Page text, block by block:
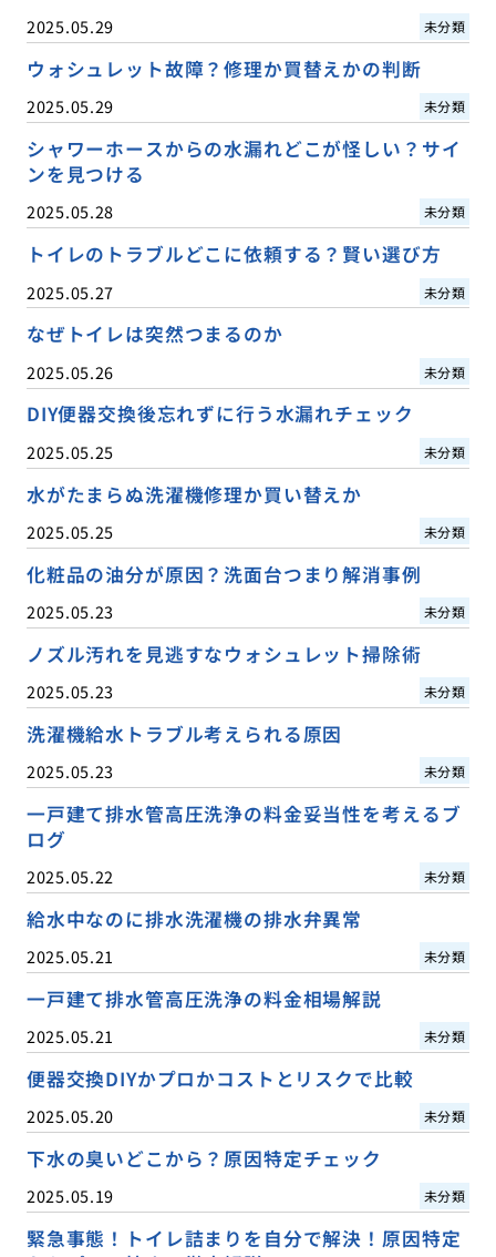
2025.05.29 未分類
ウォシュレット故障？修理か買替えかの判断
2025.05.29 未分類
シャワーホースからの水漏れどこが怪しい？サイ
ンを見つける
2025.05.28 未分類
トイレのトラブルどこに依頼する？賢い選び方
2025.05.27 未分類
なぜトイレは突然つまるのか
2025.05.26 未分類
DIY便器交換後忘れずに行う水漏れチェック
2025.05.25 未分類
水がたまらぬ洗濯機修理か買い替えか
2025.05.25 未分類
化粧品の油分が原因？洗面台つまり解消事例
2025.05.23 未分類
ノズル汚れを見逃すなウォシュレット掃除術
2025.05.23 未分類
洗濯機給水トラブル考えられる原因
2025.05.23 未分類
一戸建て排水管高圧洗浄の料金妥当性を考えるブ
ログ
2025.05.22 未分類
給水中なのに排水洗濯機の排水弁異常
2025.05.21 未分類
一戸建て排水管高圧洗浄の料金相場解説
2025.05.21 未分類
便器交換DIYかプロかコストとリスクで比較
2025.05.20 未分類
下水の臭いどこから？原因特定チェック
2025.05.19 未分類
緊急事態！トイレ詰まりを自分で解決！原因特定